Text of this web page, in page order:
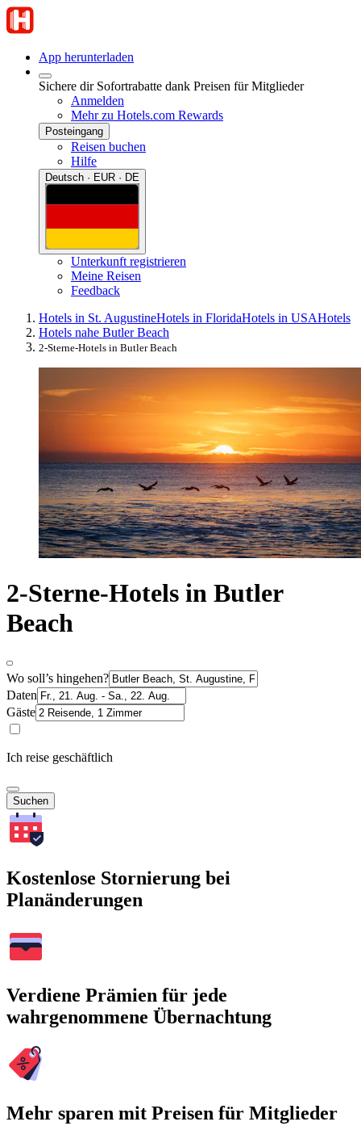
App herunterladen
Sichere dir Sofortrabatte dank Preisen für Mitglieder
Anmelden
Mehr zu Hotels.com Rewards
Posteingang
Reisen buchen
Hilfe
Deutsch · EUR · DE
Unterkunft registrieren
Meine Reisen
Feedback
Hotels in St. AugustineHotels in FloridaHotels in USAHotels
Hotels nahe Butler Beach
2-Sterne-Hotels in Butler Beach
2-Sterne-Hotels in Butler
Beach
Wo soll’s hingehen?
Daten
Gäste
Ich reise geschäftlich
Suchen
Kostenlose Stornierung bei
Planänderungen
Verdiene Prämien für jede
wahrgenommene Übernachtung
Mehr sparen mit Preisen für Mitglieder